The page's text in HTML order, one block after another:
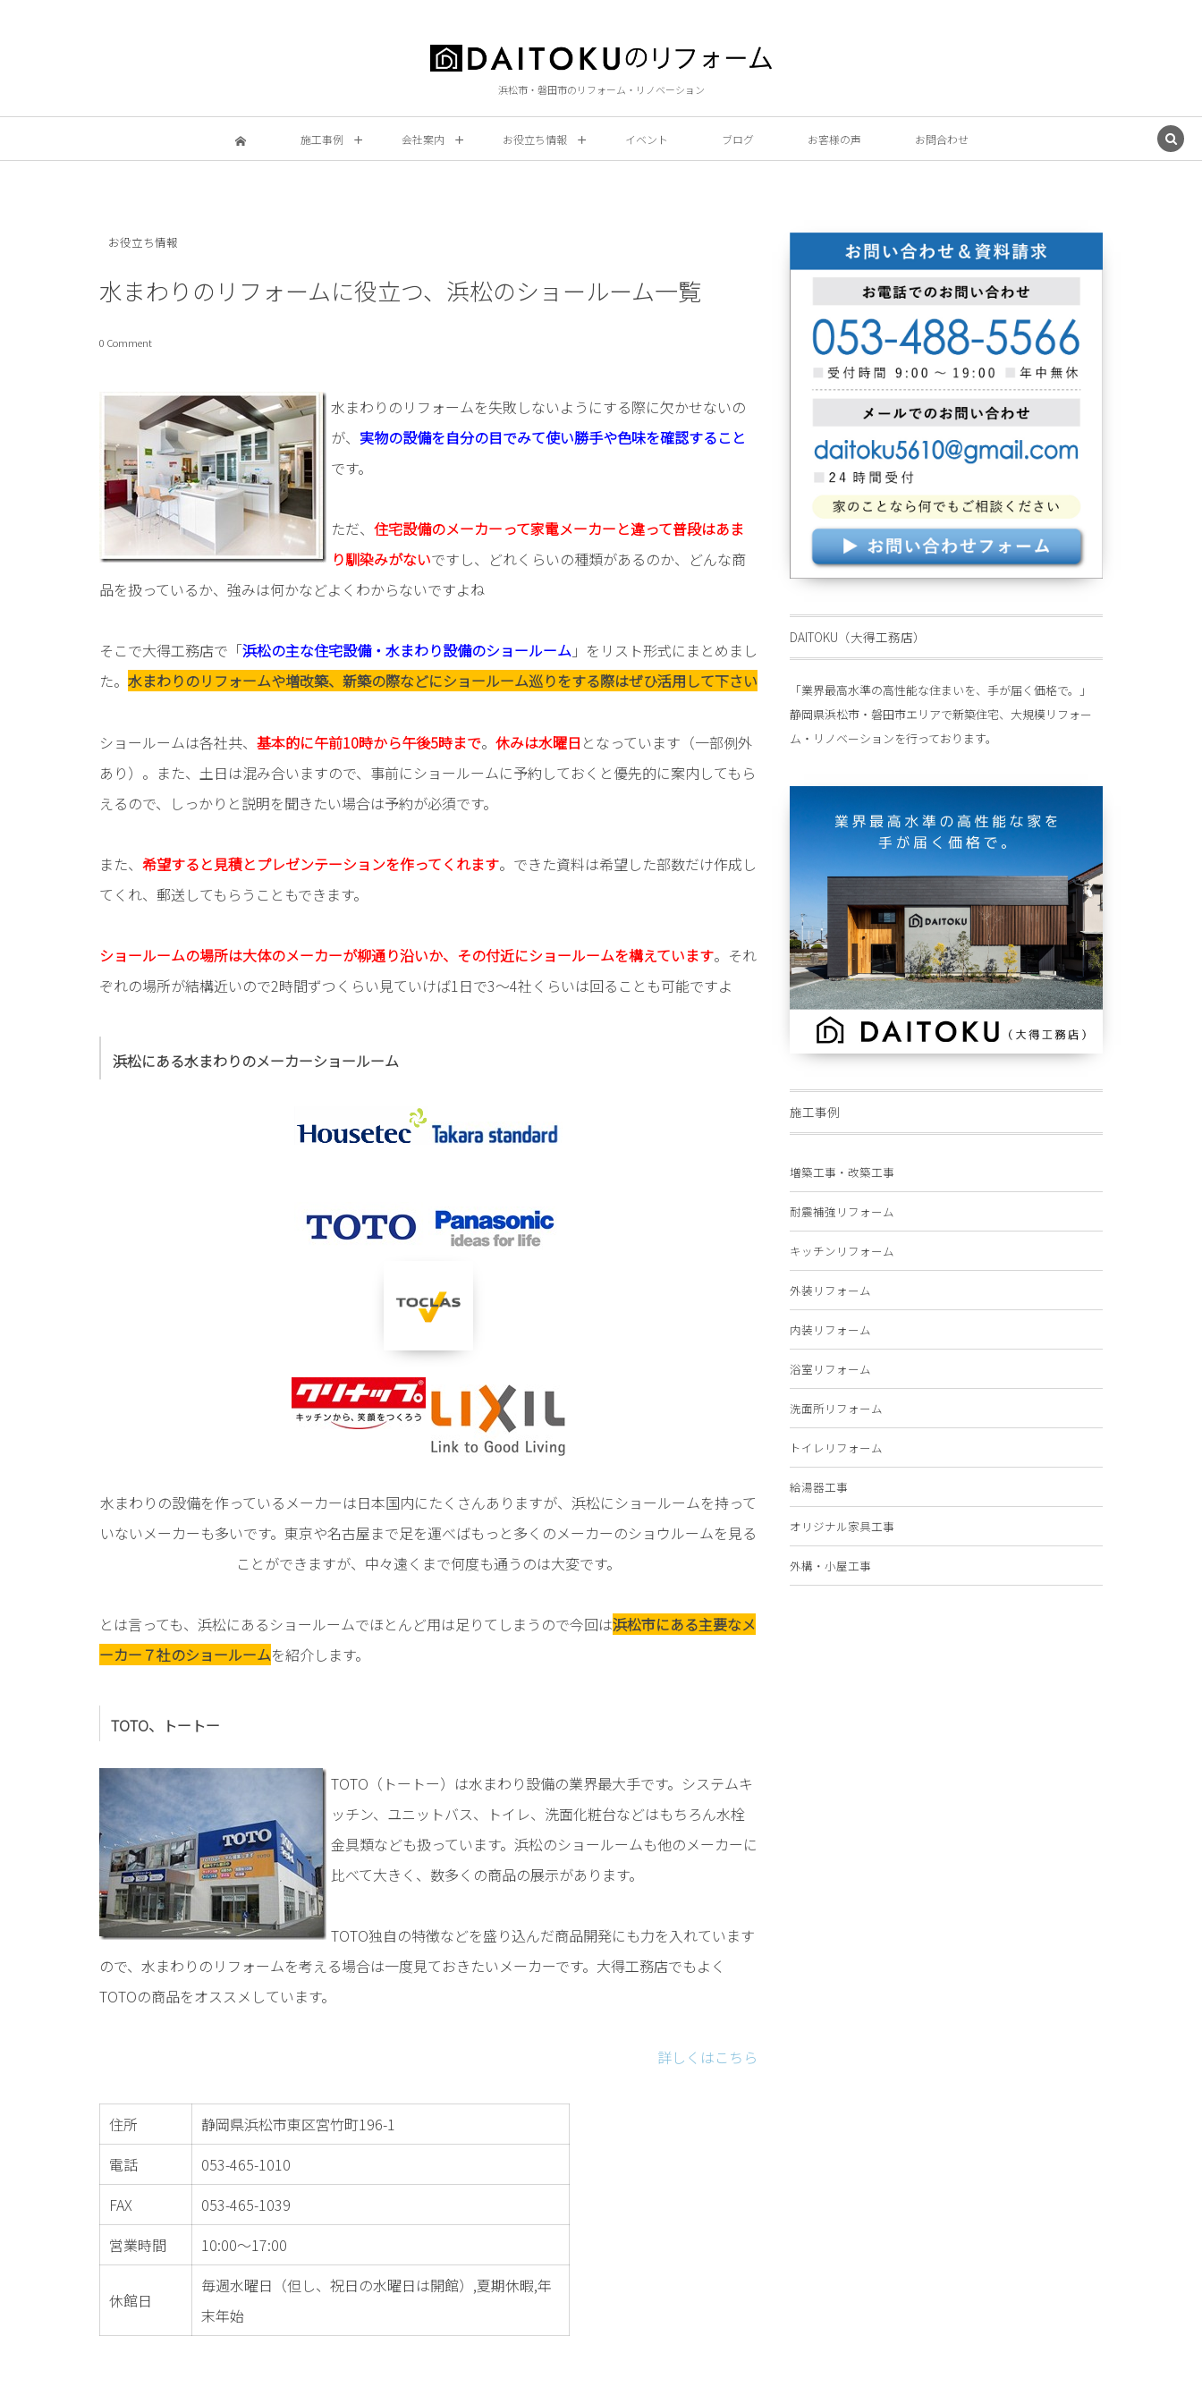
浜松市・磐田市のリフォーム・リノベーション
施工事例 会社案内 お役立ち情報 イベント ブログ お客様の声 お問合わせ
お役立ち情報
水まわりのリフォームに役立つ、浜松のショールーム一覧
0 Comment
水まわりのリフォームを失敗しないようにする際に欠かせないの
が、 実物の設備を自分の目でみて使い勝手や色味を確認すること
です。
ただ、 住宅設備のメーカーって家電メーカーと違って普段はあま
り馴染みがないですし、どれくらいの種類があるのか、どんな商
品を扱っているか、強みは何かなどよくわからないですよね
そこで大得工務店で「浜松の主な住宅設備・水まわり設備のショールーム 」をリスト形式にまとめまし
た。 水まわりのリフォームや増改築、新築の際などにショールーム巡りをする際はぜひ活用して下さい
ショールームは各社共、 基本的に午前10時から午後5時まで。 休みは水曜日 となっています（一部例外
あり）。また、土日は混み合いますので、事前にショールームに予約しておくと優先的に案内してもら
えるので、しっかりと説明を聞きたい場合は予約が必須です。
また、 希望すると見積とプレゼンテーションを作ってくれます。できた資料は希望した部数だけ作成し
てくれ、郵送してもらうこともできます。
ショールームの場所は大体のメーカーが柳通り沿いか、その付近にショールームを構えています。それ
ぞれの場所が結構近いので2時間ずつくらい見ていけば1日で3～4社くらいは回ることも可能ですよ
浜松にある水まわりのメーカーショールーム
水まわりの設備を作っているメーカーは日本国内にたくさんありますが、浜松にショールームを持って
いないメーカーも多いです。東京や名古屋まで足を運べばもっと多くのメーカーのショウルームを見る
ことができますが、中々遠くまで何度も通うのは大変です。
とは言っても、浜松にあるショールームでほとんど用は足りてしまうので今回は浜松市にある主要なメ
ーカー７社のショールームを紹介します。
TOTO、トートー
TOTO（トートー）は水まわり設備の業界最大手です。システムキ
ッチン、ユニットバス、トイレ、洗面化粧台などはもちろん水栓
金具類なども扱っています。浜松のショールームも他のメーカーに
比べて大きく、数多くの商品の展示があります。
TOTO独自の特徴などを盛り込んだ商品開発にも力を入れています
ので、水まわりのリフォームを考える場合は一度見ておきたいメーカーです。大得工務店でもよく
TOTOの商品をオススメしています。
詳しくはこちら
住所
静岡県浜松市東区宮竹町196-1
電話
053-465-1010
FAX
053-465-1039
営業時間
10:00～17:00
休館日
毎週水曜日（但し、祝日の水曜日は開館）,夏期休暇,年
末年始
DAITOKU（大得工務店）
「業界最高水準の高性能な住まいを、手が届く価格で。」
静岡県浜松市・磐田市エリアで新築住宅、大規模リフォー
ム・リノベーションを行っております。
施工事例
増築工事・改築工事
耐震補強リフォーム
キッチンリフォーム
外装リフォーム
内装リフォーム
浴室リフォーム
洗面所リフォーム
トイレリフォーム
給湯器工事
オリジナル家具工事
外構・小屋工事